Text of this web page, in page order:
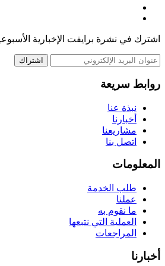
اشترك في نشرة برايفت الإخبارية
اشتراك
روابط سريعة
نبذة عنا
أخبارنا
مشاريعنا
اتصل بنا
المعلومات
طلب الخدمة
عملنا
ما نقوم به
العملية التي نتبعها
المراجعات
أخبارنا